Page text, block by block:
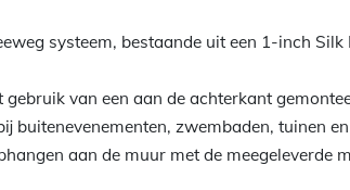
systeem, bestaande uit een 1-inch
van een aan de achterkant
buitenevenementen, zwembaden, tuinen
aan de muur met de meegeleverde